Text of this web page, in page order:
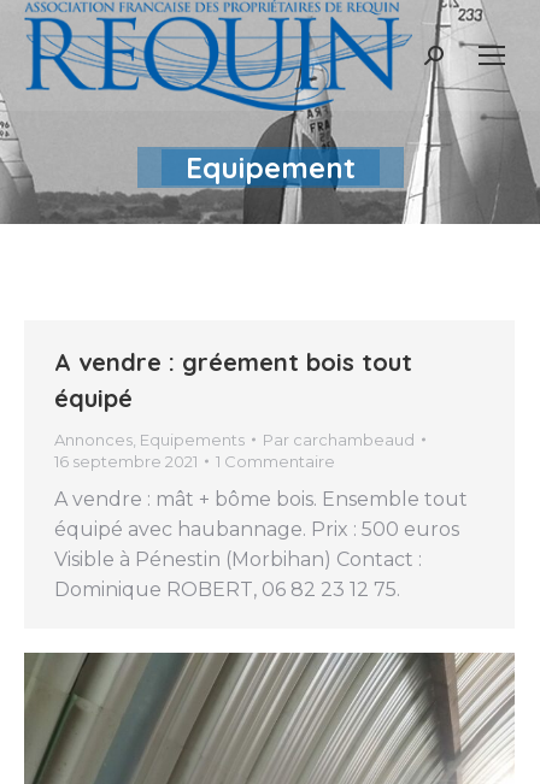
Recherche
Equipement
A vendre : gréement bois tout
équipé
Annonces Equipements Par carchambeaud
16 septembre 2021
1 Commentaire
A vendre : mât + bôme bois. Ensemble tout
équipé avec haubannage. Prix : 500 euros
Visible à Pénestin (Morbihan) Contact :
Dominique ROBERT, 06 82 23 12 75.